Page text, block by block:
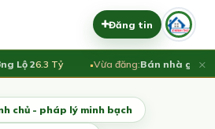
Đăng tin
Lộ 26.3 Tỷ Vừa đăng:Bán nhà góc 2×
chủ - pháp lý minh bạch